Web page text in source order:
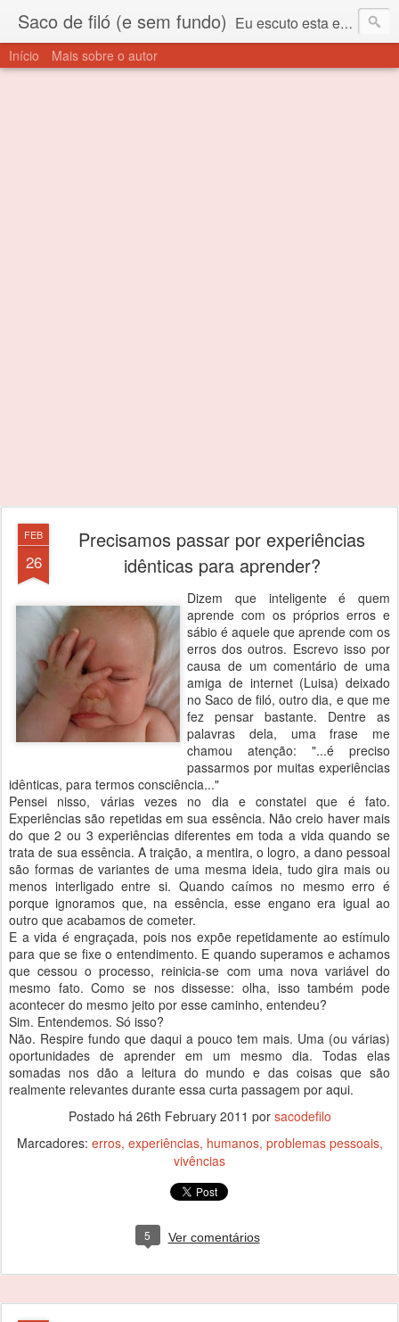
Saco de filó (e sem fundo) Eu escuto esta expressão "saco de filó" desde criança. Para quem não sabe, filó é um tecido todo furadinho e permite que um saco feito com ele, mesmo que muito exposto ao ar soprado para dentro, nunca vai se encher. Aí está o propósito deste nome... Para viver em sociedade tem que ter saco de filó.
Início Mais sobre o autor
FEB
26
Precisamos passar por experiências
idênticas para aprender?
Dizem que inteligente é quem
aprende com os próprios erros e
sábio é aquele que aprende com os
erros dos outros. Escrevo isso por
causa de um comentário de uma
amiga de internet (Luisa) deixado
no Saco de filó, outro dia, e que me
fez pensar bastante. Dentre as
palavras dela, uma frase me
chamou atenção: "...é preciso
passarmos por muitas experiências
idênticas, para termos consciência..."
Pensei nisso, várias vezes no dia e constatei que é fato.
Experiências são repetidas em sua essência. Não creio haver mais
do que 2 ou 3 experiências diferentes em toda a vida quando se
trata de sua essência. A traição, a mentira, o logro, a dano pessoal
são formas de variantes de uma mesma ideia, tudo gira mais ou
menos interligado entre si. Quando caímos no mesmo erro é
porque ignoramos que, na essência, esse engano era igual ao
outro que acabamos de cometer.
E a vida é engraçada, pois nos expõe repetidamente ao estímulo
para que se fixe o entendimento. E quando superamos e achamos
que cessou o processo, reinicia-se com uma nova variável do
mesmo fato. Como se nos dissesse: olha, isso também pode
acontecer do mesmo jeito por esse caminho, entendeu?
Sim. Entendemos. Só isso?
Não. Respire fundo que daqui a pouco tem mais. Uma (ou várias)
oportunidades de aprender em um mesmo dia. Todas elas
somadas nos dão a leitura do mundo e das coisas que são
realmente relevantes durante essa curta passagem por aqui.
Postado há 26th February 2011 por sacodefilo
Marcadores: erros experiências humanos problemas pessoais
vivências
5 Ver comentários